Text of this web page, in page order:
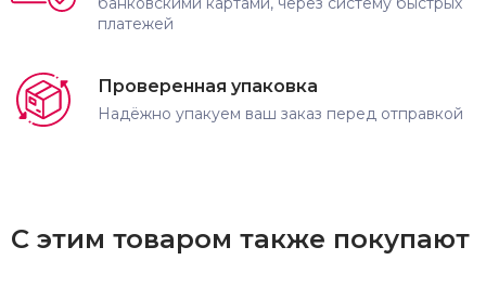
платежей
Проверенная упаковка
Надёжно упакуем ваш заказ перед отправкой
С этим товаром также покупают